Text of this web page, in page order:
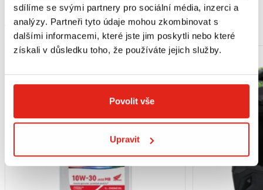
sdílíme se svými partnery pro sociální média, inzerci a
analýzy. Partneři tyto údaje mohou zkombinovat s
dalšími informacemi, které jste jim poskytli nebo které
získali v důsledku toho, že používáte jejich služby.
Povolit vše
Upravit
podmínkách.
"Top Clima Comfort" s mikroperforovanými tkaninami.
Vložka s inovativní síťovou konstrukcí napomáhá pohybu vzduchu kolem
horní části hlavy jezdce.
LPC - kontrola polohy vložky - tento systém umožňuje regulaci polohy
výstelky, což znamená, že helmu lze přizpůsobit různým požadavkům a
systémem N-Com a s inovativním signálem nouzového zastavení (ESS).
Řada MCS III R.
MOHLO BY SE VÁM LÍBIT